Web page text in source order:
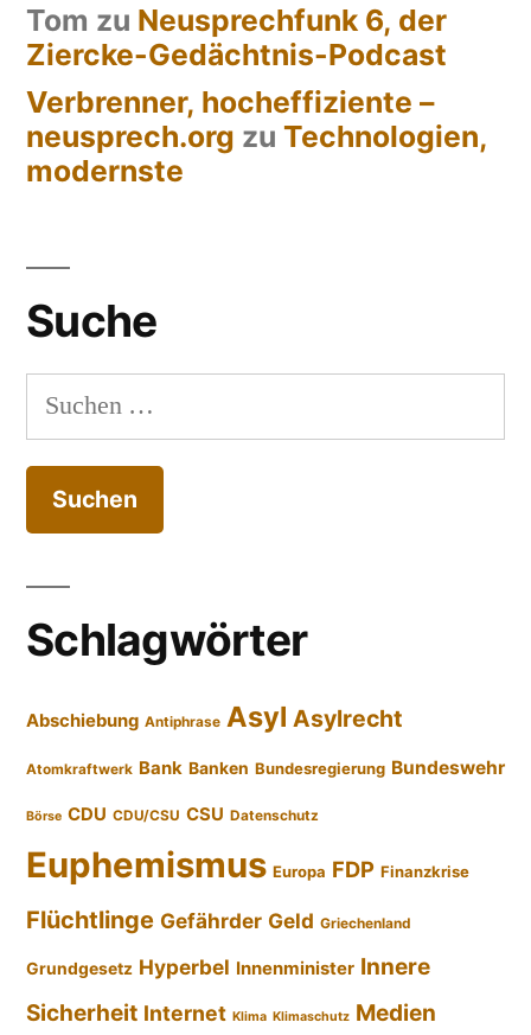
Tom zu Neusprechfunk 6, der
Ziercke-Gedächtnis-Podcast
Verbrenner, hocheffiziente –
neusprech.org zu Technologien,
modernste
Suche
Suchen
nach:
Schlagwörter
Abschiebung Antiphrase Asyl Asylrecht
Atomkraftwerk Bank Banken Bundesregierung Bundeswehr
Börse CDU CDU/CSU CSU Datenschutz
Euphemismus Europa FDP Finanzkrise
Flüchtlinge Gefährder Geld Griechenland
Grundgesetz Hyperbel Innenminister Innere
Sicherheit Internet Klima Klimaschutz Medien